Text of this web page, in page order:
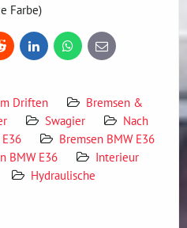
Farbe)
LinkedInWhatsApp
E-
mail
Driften
Bremsen &
Swagier
Nach
Bremsen BMW E36
BMW E36
Interieur
Hydraulische